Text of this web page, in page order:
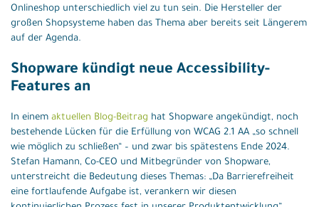
Onlineshop unterschiedlich viel zu tun sein. Die Hersteller der
großen Shopsysteme haben das Thema aber bereits seit Längerem
auf der Agenda.
Shopware kündigt neue Accessibility-
Features an
In einem aktuellen Blog-Beitrag hat Shopware angekündigt, noch
bestehende Lücken für die Erfüllung von WCAG 2.1 AA „so schnell
wie möglich zu schließen“ – und zwar bis spätestens Ende 2024.
Stefan Hamann, Co-CEO und Mitbegründer von Shopware,
unterstreicht die Bedeutung dieses Themas: „Da Barrierefreiheit
eine fortlaufende Aufgabe ist, verankern wir diesen